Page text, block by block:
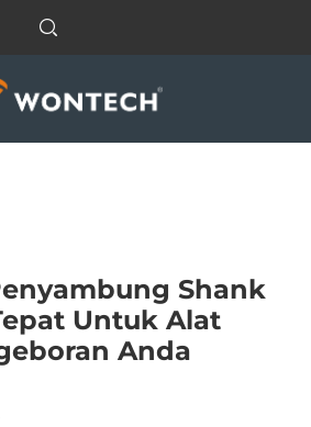
Shank
Untuk Alat
Anda